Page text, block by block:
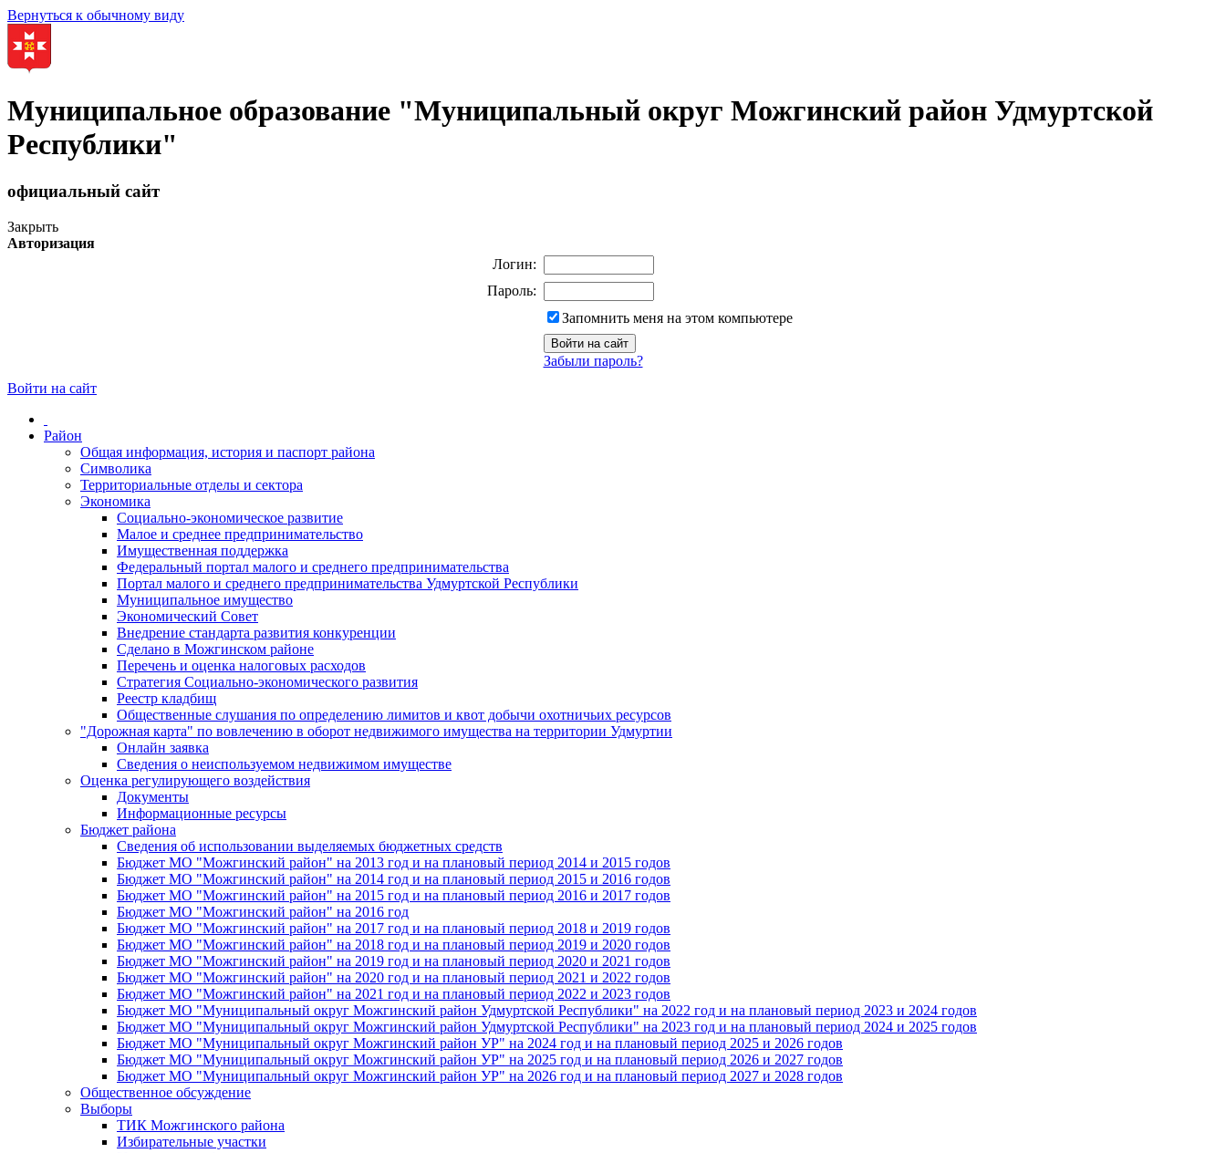
Вернуться к обычному виду
Муниципальное образование "Муниципальный округ Можгинский район Удмуртской
Республики"
официальный сайт
Закрыть
Авторизация
Логин:
Пароль:
Запомнить меня на этом компьютере
Забыли пароль?
Войти на сайт
Район
Общая информация, история и паспорт района
Символика
Территориальные отделы и сектора
Экономика
Социально-экономическое развитие
Малое и среднее предпринимательство
Имущественная поддержка
Федеральный портал малого и среднего предпринимательства
Портал малого и среднего предпринимательства Удмуртской Республики
Муниципальное имущество
Экономический Совет
Внедрение стандарта развития конкуренции
Сделано в Можгинском районе
Перечень и оценка налоговых расходов
Стратегия Социально-экономического развития
Реестр кладбищ
Общественные слушания по определению лимитов и квот добычи охотничьих ресурсов
"Дорожная карта" по вовлечению в оборот недвижимого имущества на территории Удмуртии
Онлайн заявка
Сведения о неиспользуемом недвижимом имуществе
Оценка регулирующего воздействия
Документы
Информационные ресурсы
Бюджет района
Сведения об использовании выделяемых бюджетных средств
Бюджет МО "Можгинский район" на 2013 год и на плановый период 2014 и 2015 годов
Бюджет МО "Можгинский район" на 2014 год и на плановый период 2015 и 2016 годов
Бюджет МО "Можгинский район" на 2015 год и на плановый период 2016 и 2017 годов
Бюджет МО "Можгинский район" на 2016 год
Бюджет МО "Можгинский район" на 2017 год и на плановый период 2018 и 2019 годов
Бюджет МО "Можгинский район" на 2018 год и на плановый период 2019 и 2020 годов
Бюджет МО "Можгинский район" на 2019 год и на плановый период 2020 и 2021 годов
Бюджет МО "Можгинский район" на 2020 год и на плановый период 2021 и 2022 годов
Бюджет МО "Можгинский район" на 2021 год и на плановый период 2022 и 2023 годов
Бюджет МО "Муниципальный округ Можгинский район Удмуртской Республики" на 2022 год и на плановый период 2023 и 2024 годов
Бюджет МО "Муниципальный округ Можгинский район Удмуртской Республики" на 2023 год и на плановый период 2024 и 2025 годов
Бюджет МО "Муниципальный округ Можгинский район УР" на 2024 год и на плановый период 2025 и 2026 годов
Бюджет МО "Муниципальный округ Можгинский район УР" на 2025 год и на плановый период 2026 и 2027 годов
Бюджет МО "Муниципальный округ Можгинский район УР" на 2026 год и на плановый период 2027 и 2028 годов
Общественное обсуждение
Выборы
ТИК Можгинского района
Избирательные участки